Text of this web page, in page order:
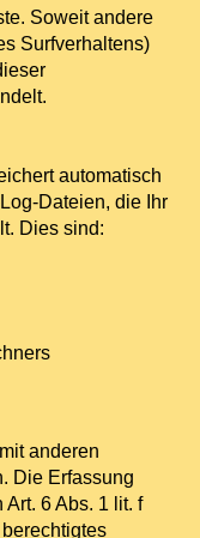
Soweit andere
Surfverhaltens)
automatisch
Dateien, die Ihr
Dies sind:
anderen
Die Erfassung
6 Abs. 1 lit. f